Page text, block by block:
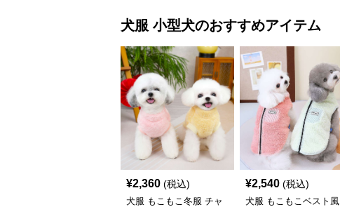
犬服 小型犬のおすすめアイテム
¥2,360 (税込)
犬服 もこもこ冬服 チャ
¥2,540 (税込)
犬服 もこもこベスト風